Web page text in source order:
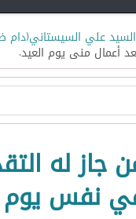
السيد علي السيستاني(دام
أعمال منى يوم العيد.
من جاز له
نفس يوم